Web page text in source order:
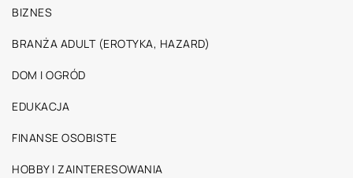
BIZNES
BRANŻA ADULT (EROTYKA, HAZARD)
DOM I OGRÓD
EDUKACJA
FINANSE OSOBISTE
HOBBY I ZAINTERESOWANIA